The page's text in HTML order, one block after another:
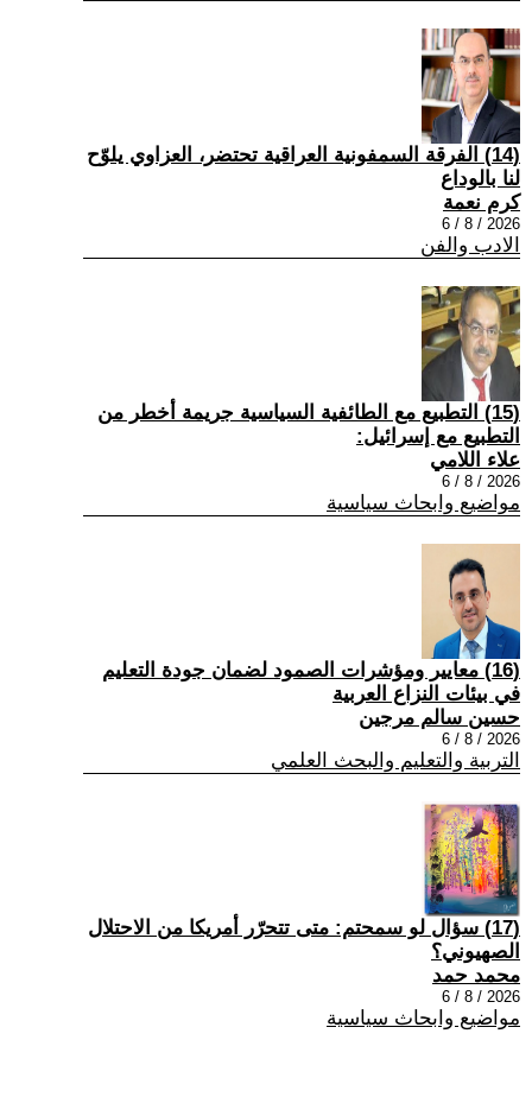
(14) الفرقة السمفونية العراقية تحتضر، العزاوي يلوّح
لنا بالوداع
كرم نعمة
2026 / 8 / 6
الادب والفن
(15) التطبيع مع الطائفية السياسية جريمة أخطر من
التطبيع مع إسرائيل:
علاء اللامي
2026 / 8 / 6
مواضيع وابحاث سياسية
(16) معايير ومؤشرات الصمود لضمان جودة التعليم
في بيئات النزاع العربية
حسين سالم مرجين
2026 / 8 / 6
التربية والتعليم والبحث العلمي
(17) سؤال لو سمحتم: متى تتحرّر أمريكا من الاحتلال
الصهيوني؟
محمد حمد
2026 / 8 / 6
مواضيع وابحاث سياسية